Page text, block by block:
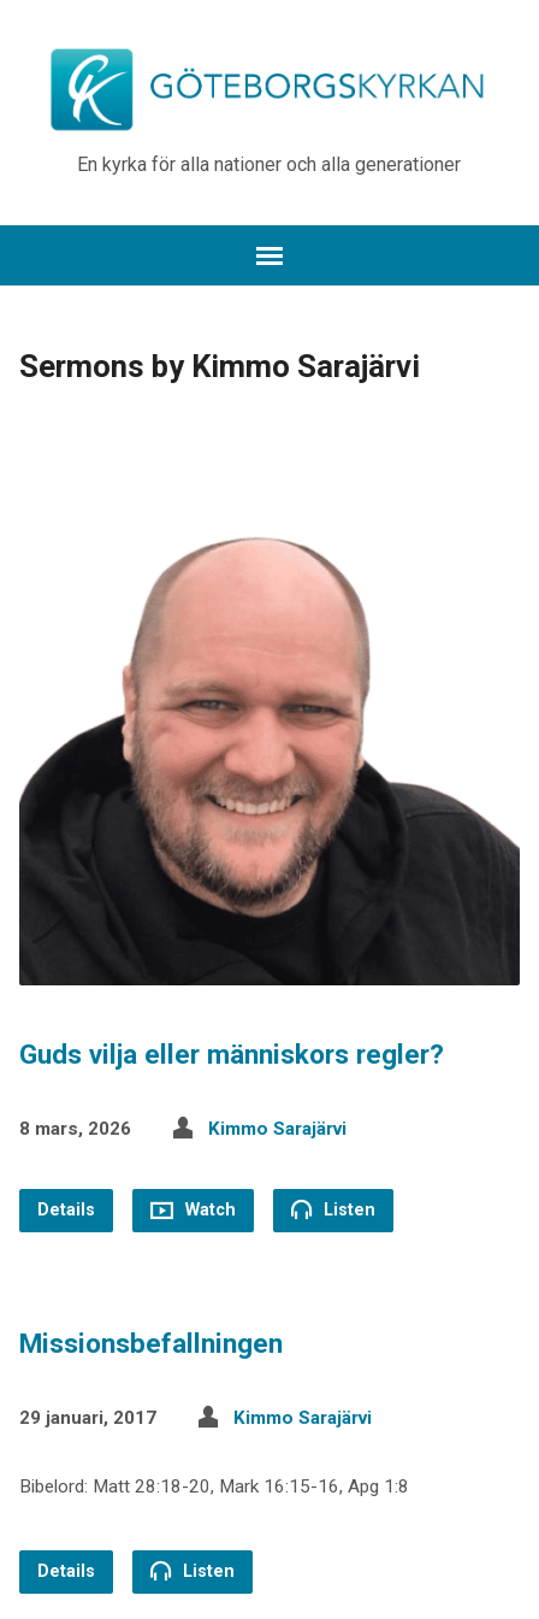
En kyrka för alla nationer och alla generationer
Sermons by Kimmo Sarajärvi
Guds vilja eller människors regler?
8 mars, 2026 Kimmo Sarajärvi
Details Watch Listen
Missionsbefallningen
29 januari, 2017 Kimmo Sarajärvi
Bibelord: Matt 28:18-20, Mark 16:15-16, Apg 1:8
Details Listen